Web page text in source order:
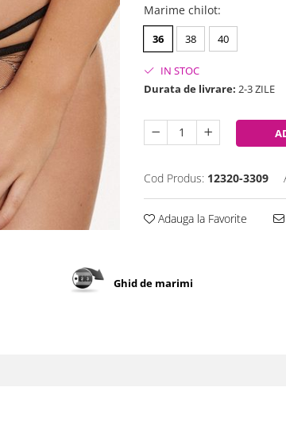
Marime chilot:
36 38 40
IN STOC
Durata de livrare: 2-3 ZILE
Cod Produs: 12320-3309
Adauga la Favorite
Ghid de marimi